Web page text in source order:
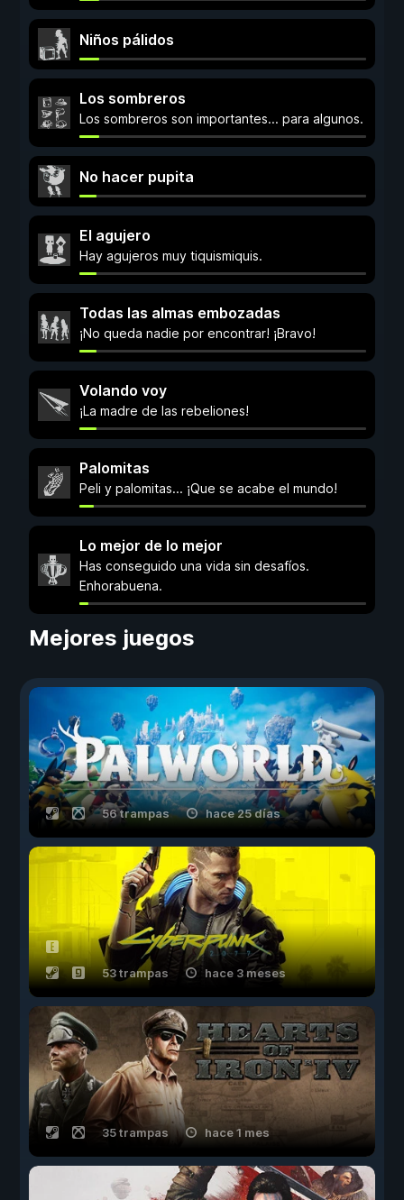
Niños pálidos
Los sombreros
Los sombreros son importantes... para algunos.
No hacer pupita
El agujero
Hay agujeros muy tiquismiquis.
Todas las almas embozadas
¡No queda nadie por encontrar! ¡Bravo!
Volando voy
¡La madre de las rebeliones!
Palomitas
Peli y palomitas... ¡Que se acabe el mundo!
Lo mejor de lo mejor
Has conseguido una vida sin desafíos.
Enhorabuena.
Mejores juegos
56 trampas hace 25 días
53 trampas hace 3 meses
35 trampas hace 1 mes